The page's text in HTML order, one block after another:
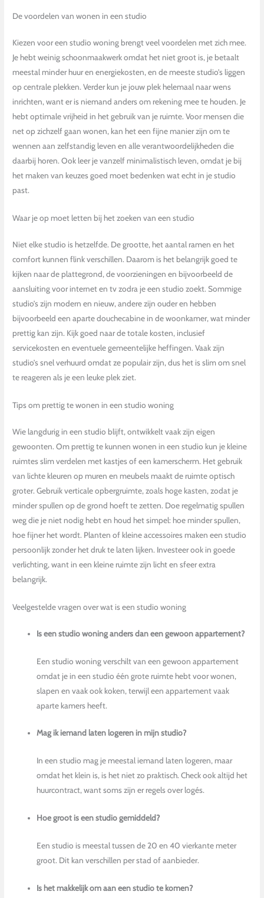
De voordelen van wonen in een studio
Kiezen voor een studio woning brengt veel voordelen met zich mee.
Je hebt weinig schoonmaakwerk omdat het niet groot is, je betaalt
meestal minder huur en energiekosten, en de meeste studio’s liggen
op centrale plekken. Verder kun je jouw plek helemaal naar wens
inrichten, want er is niemand anders om rekening mee te houden. Je
hebt optimale vrijheid in het gebruik van je ruimte. Voor mensen die
net op zichzelf gaan wonen, kan het een fijne manier zijn om te
wennen aan zelfstandig leven en alle verantwoordelijkheden die
daarbij horen. Ook leer je vanzelf minimalistisch leven, omdat je bij
het maken van keuzes goed moet bedenken wat echt in je studio
past.
Waar je op moet letten bij het zoeken van een studio
Niet elke studio is hetzelfde. De grootte, het aantal ramen en het
comfort kunnen flink verschillen. Daarom is het belangrijk goed te
kijken naar de plattegrond, de voorzieningen en bijvoorbeeld de
aansluiting voor internet en tv zodra je een studio zoekt. Sommige
studio’s zijn modern en nieuw, andere zijn ouder en hebben
bijvoorbeeld een aparte douchecabine in de woonkamer, wat minder
prettig kan zijn. Kijk goed naar de totale kosten, inclusief
servicekosten en eventuele gemeentelijke heffingen. Vaak zijn
studio’s snel verhuurd omdat ze populair zijn, dus het is slim om snel
te reageren als je een leuke plek ziet.
Tips om prettig te wonen in een studio woning
Wie langdurig in een studio blijft, ontwikkelt vaak zijn eigen
gewoonten. Om prettig te kunnen wonen in een studio kun je kleine
ruimtes slim verdelen met kastjes of een kamerscherm. Het gebruik
van lichte kleuren op muren en meubels maakt de ruimte optisch
groter. Gebruik verticale opbergruimte, zoals hoge kasten, zodat je
minder spullen op de grond hoeft te zetten. Doe regelmatig spullen
weg die je niet nodig hebt en houd het simpel: hoe minder spullen,
hoe fijner het wordt. Planten of kleine accessoires maken een studio
persoonlijk zonder het druk te laten lijken. Investeer ook in goede
verlichting, want in een kleine ruimte zijn licht en sfeer extra
belangrijk.
Veelgestelde vragen over wat is een studio woning
Is een studio woning anders dan een gewoon appartement?
Een studio woning verschilt van een gewoon appartement
omdat je in een studio één grote ruimte hebt voor wonen,
slapen en vaak ook koken, terwijl een appartement vaak
aparte kamers heeft.
Mag ik iemand laten logeren in mijn studio?
In een studio mag je meestal iemand laten logeren, maar
omdat het klein is, is het niet zo praktisch. Check ook altijd het
huurcontract, want soms zijn er regels over logés.
Hoe groot is een studio gemiddeld?
Een studio is meestal tussen de 20 en 40 vierkante meter
groot. Dit kan verschillen per stad of aanbieder.
Is het makkelijk om aan een studio te komen?